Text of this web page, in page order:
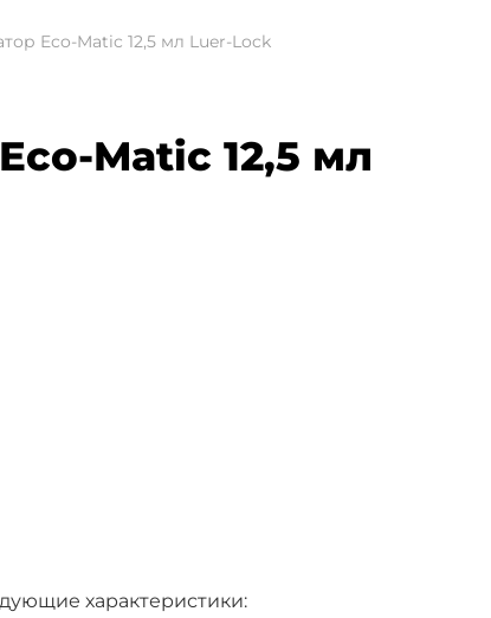
Eco-Matic 12,5 мл Luer-Lock
Matic 12,5 мл
характеристики: